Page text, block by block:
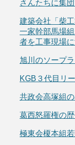
さんたちに集
建築会社「柴
一家幹部馬場
者を工事現場
旭川のソープ
KGB３代目リ
共政会高塚組
葛西怒羅権の歴
極東会榎本組